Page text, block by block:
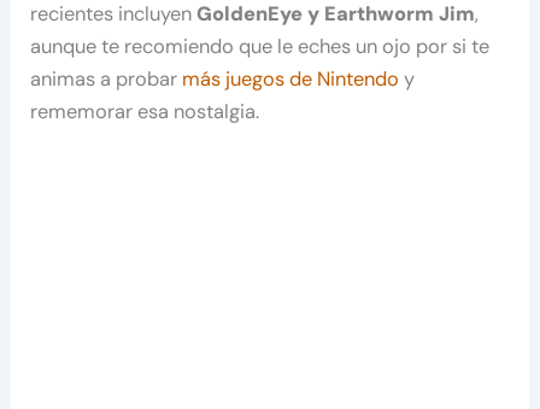
recientes incluyenGoldenEye y Earthworm Jim,
aunque te recomiendo que le eches un ojo por si te
animas a probar más juegos de Nintendo y
rememorar esa nostalgia.